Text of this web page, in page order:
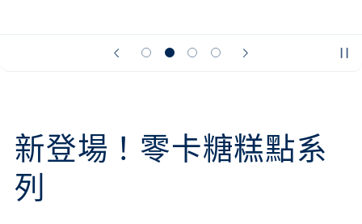
新登場！零卡糖糕點系
列